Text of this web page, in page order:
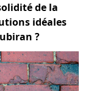
de la
idéales
?